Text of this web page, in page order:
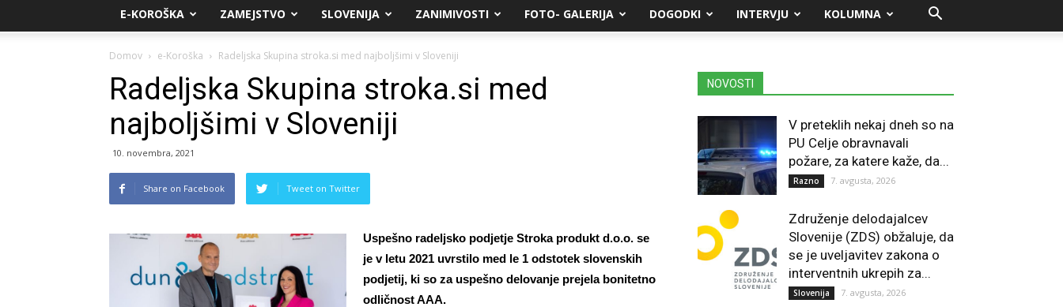
E-KOROŠKA ZAMEJSTVO SLOVENIJA ZANIMIVOSTI FOTO- GALERIJA DOGODKI INTERVJU KOLUMNA
Domov e-Koroška Radeljska Skupina stroka.si med najboljšimi v Sloveniji
Radeljska Skupina stroka.si med
najboljšimi v Sloveniji
10. novembra, 2021
Share on Facebook Tweet on Twitter
Uspešno radeljsko podjetje Stroka produkt d.o.o. se
je v letu 2021 uvrstilo med le 1 odstotek slovenskih
podjetij, ki so za uspešno delovanje prejela bonitetno
odličnost AAA.
NOVOSTI
V preteklih nekaj dneh so na
PU Celje obravnavali
požare, za katere kaže, da...
Razno 7. avgusta, 2026
Združenje delodajalcev
Slovenije (ZDS) obžaluje, da
se je uveljavitev zakona o
interventnih ukrepih za...
Slovenija 7. avgusta, 2026